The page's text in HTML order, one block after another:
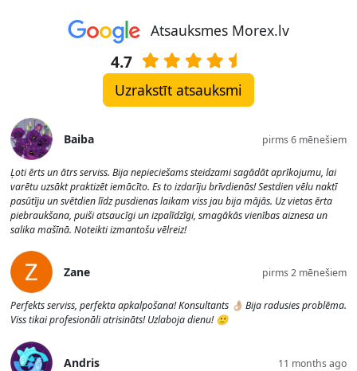
Atsauksmes Morex.lv
4.7
Uzrakstīt atsauksmi
Baiba pirms 6 mēnešiem
Ļoti ērts un ātrs serviss. Bija nepieciešams steidzami sagādāt aprīkojumu, lai
varētu uzsākt praktizēt iemācīto. Es to izdarīju brīvdienās! Sestdien vēlu naktī
pasūtīju un svētdien līdz pusdienas laikam viss jau bija mājās. Uz vietas ērta
piebraukšana, puiši atsaucīgi un izpalīdzīgi, smagākās vienības aiznesa un
salika mašīnā. Noteikti izmantošu vēlreiz!
Zane pirms 2 mēnešiem
Perfekts serviss, perfekta apkalpošana! Konsultants 👌🏼 Bija radusies problēma.
Viss tikai profesionāli atrisināts! Uzlaboja dienu! 🙂
Andris 11 months ago